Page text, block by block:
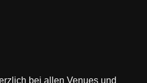
bei allen Venues und